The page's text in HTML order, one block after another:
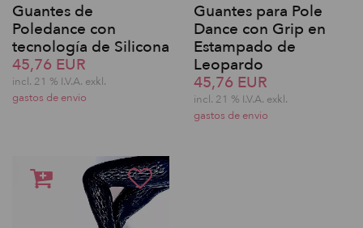
Guantes de
Poledance con
tecnología de Silicona
45,76 EUR
incl. 21 % I.V.A. exkl.
gastos de envio
Guantes para Pole
Dance con Grip en
Estampado de
Leopardo
45,76 EUR
incl. 21 % I.V.A. exkl.
gastos de envio